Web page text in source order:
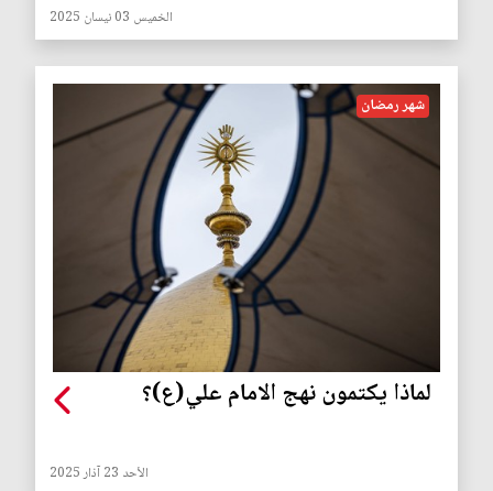
الخميس 03 نيسان 2025
شهر رمضان
لماذا يكتمون نهج الامام علي(ع)؟
الأحد 23 آذار 2025